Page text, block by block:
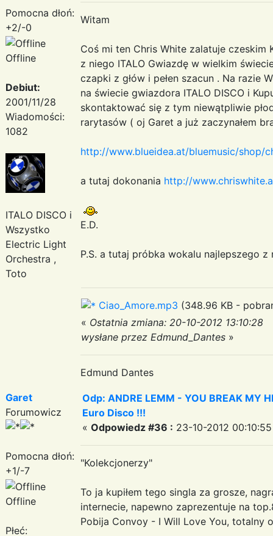
Pomocna dłoń:
+2/-0
Offline
Debiut:
2001/11/28
Wiadomości:
1082
ITALO DISCO i
Wszystko
Electric Light
Orchestra ,
Toto
Witam
Coś mi ten Chris White zalatuje czeskim
z niego ITALO Gwiazdę w wielkim
czapki z głów i pełen szacun . Na razie
na świecie gwiazdora ITALO DISCO i
skontaktować się z tym niewątpliwie
rarytasów ( oj Garet a już zaczynałem
http://www.blueidea.at/bluemusic/shop/
a tutaj dokonania http://
E.D.
P.S. a tutaj próbka wokalu najlepszego z
Ciao_Amore.mp3 (348.96 KB -
« Ostatnia zmiana: 20-10-2012 13:10:28
wysłane przez Edmund_Dantes »
Edmund Dantes
Garet
Forumowicz
Pomocna dłoń:
+1/-7
Offline
Płeć:
Odp: ANDRE LEMM - YOU BREAK MY
Euro Disco !!!
« Odpowiedz #36 : 23-10-2012
"Kolekcjonerzy"
To ja kupiłem tego singla za grosze,
internecie, napewno zaprezentuje na
Pobija Convoy - I Will Love You, totalny